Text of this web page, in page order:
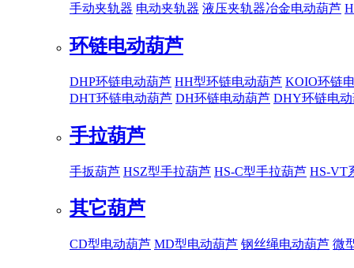
手动夹轨器 电动夹轨器 液压夹轨器冶金电动葫芦
环链电动葫芦
DHP环链电动葫芦 HH型环链电动葫芦 KOIO环链
DHT环链电动葫芦 DH环链电动葫芦 DHY环链电
手拉葫芦
手扳葫芦 HSZ型手拉葫芦 HS-C型手拉葫芦 HS-VT
其它葫芦
CD型电动葫芦 MD型电动葫芦 钢丝绳电动葫芦 微